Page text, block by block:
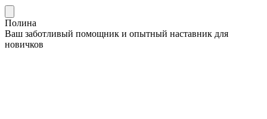
Полина
Ваш заботливый помощник и опытный наставник для
новичков